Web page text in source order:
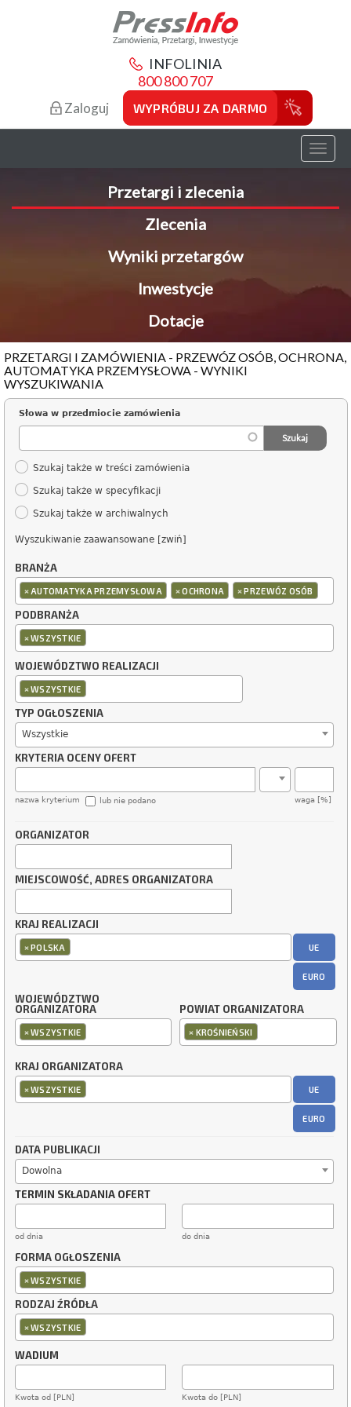
INFOLINIA
800 800 707
Zaloguj WYPRÓBUJ ZA DARMO
Toggle
Przetargi i zlecenia
Zlecenia
Wyniki przetargów
Inwestycje
Dotacje
PRZETARGI I ZAMÓWIENIA - PRZEWÓZ OSÓB, OCHRONA,
AUTOMATYKA PRZEMYSŁOWA - WYNIKI
WYSZUKIWANIA
Słowa w przedmiocie zamówienia
Szukaj także w treści zamówienia
Szukaj także w specyfikacji
Szukaj także w archiwalnych
Wyszukiwanie zaawansowane [zwiń]
BRANŻA
× AUTOMATYKA PRZEMYSŁOWA ×OCHRONA ×PRZEWÓZ OSÓB
PODBRANŻA
×WSZYSTKIE
WOJEWÓDZTWO REALIZACJI
×WSZYSTKIE
TYP OGŁOSZENIA
Wszystkie
KRYTERIA OCENY OFERT
nazwa kryterium waga [%]
lub nie podano
ORGANIZATOR
MIEJSCOWOŚĆ, ADRES ORGANIZATORA
KRAJ REALIZACJI
×POLSKA UE
EURO
WOJEWÓDZTWO
ORGANIZATORA
×WSZYSTKIE
POWIAT ORGANIZATORA
× KROŚNIEŃSKI
KRAJ ORGANIZATORA
×WSZYSTKIE UE
EURO
DATA PUBLIKACJI
Dowolna
TERMIN SKŁADANIA OFERT
od dnia do dnia
FORMA OGŁOSZENIA
×WSZYSTKIE
RODZAJ ŹRÓDŁA
×WSZYSTKIE
WADIUM
Kwota od [PLN] Kwota do [PLN]